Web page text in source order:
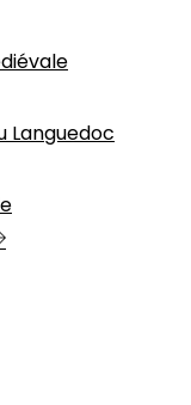
Languedoc